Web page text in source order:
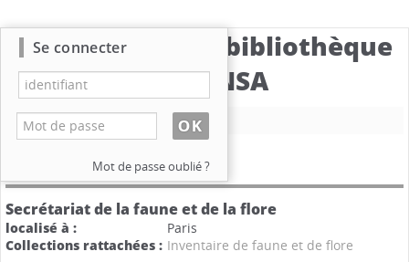
Catalogue de la bibliothèque
du CBNSA
Nouvelle recherche
Détail de l'éditeur
Secrétariat de la faune et de la flore
localisé à :
Paris
Collections rattachées : Inventaire de faune et de flore
Se connecter
Mot de passe oublié ?